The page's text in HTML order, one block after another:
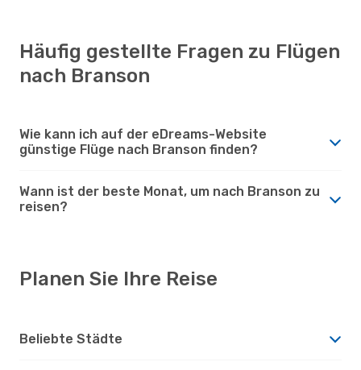
Häufig gestellte Fragen zu Flügen
nach Branson
Wie kann ich auf der eDreams-Website
günstige Flüge nach Branson finden?
Wann ist der beste Monat, um nach Branson zu
reisen?
Planen Sie Ihre Reise
Beliebte Städte